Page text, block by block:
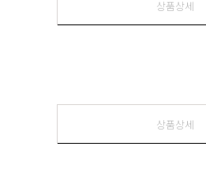
상품상세
상품상세